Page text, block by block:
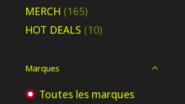
MERCH (165)
HOT DEALS (10)
Marques
Toutes les marques